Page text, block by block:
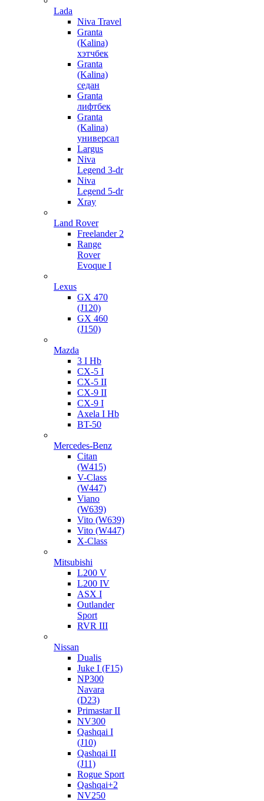
Lada
Niva Travel
Granta
(Kalina)
хэтчбек
Granta
(Kalina)
седан
Granta
лифтбек
Granta
(Kalina)
универсал
Largus
Niva
Legend 3-dr
Niva
Legend 5-dr
Xray
Land Rover
Freelander 2
Range
Rover
Evoque I
Lexus
GX 470
(J120)
GX 460
(J150)
Mazda
3 I Hb
CX-5 I
CX-5 II
CX-9 II
CX-9 I
Axela I Hb
BT-50
Mercedes-Benz
Citan
(W415)
V-Class
(W447)
Viano
(W639)
Vito (W639)
Vito (W447)
X-Class
Mitsubishi
L200 V
L200 IV
ASX I
Outlander
Sport
RVR III
Nissan
Dualis
Juke I (F15)
NP300
Navara
(D23)
Primastar II
NV300
Qashqai I
(J10)
Qashqai II
(J11)
Rogue Sport
Qashqai+2
NV250